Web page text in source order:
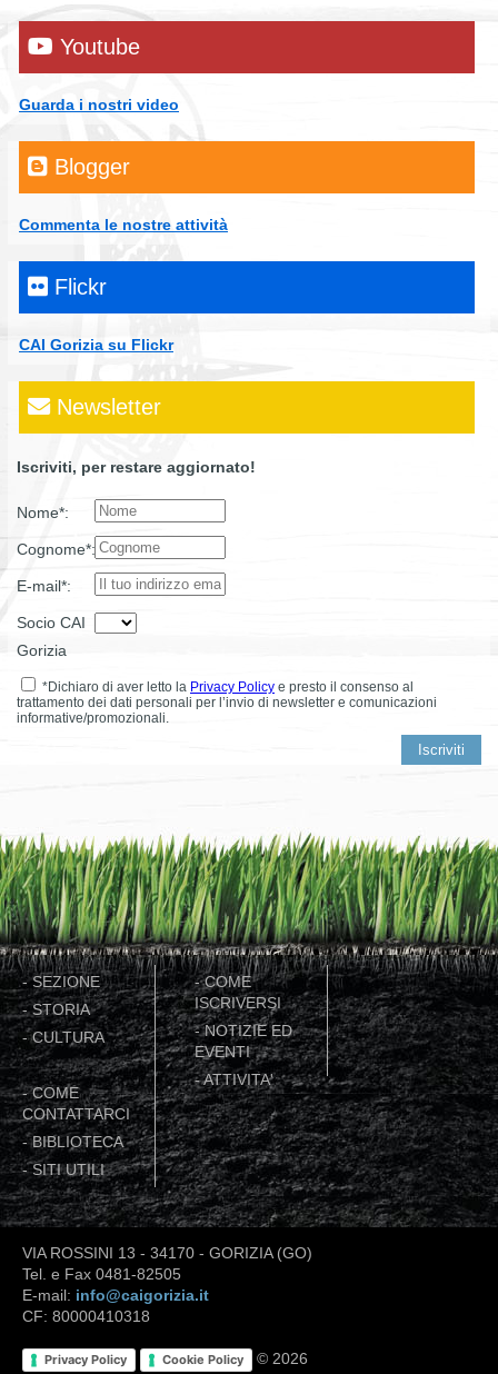
Youtube
Guarda i nostri video
Blogger
Commenta le nostre attività
Flickr
CAI Gorizia su Flickr
Newsletter
Iscriviti, per restare aggiornato!
Nome*:
Cognome*:
E-mail*:
Socio CAI
Gorizia
*Dichiaro di aver letto la Privacy Policy e presto il consenso al
trattamento dei dati personali per l’invio di newsletter e comunicazioni
informative/promozionali.
-SEZIONE
-STORIA
-CULTURA
-COME
ISCRIVERSI
-NOTIZIE ED
EVENTI
-ATTIVITA'
-COME
CONTATTARCI
-BIBLIOTECA
-SITI UTILI
VIA ROSSINI 13 - 34170 - GORIZIA (GO)
Tel. e Fax 0481-82505
E-mail: info@caigorizia.it
CF: 80000410318
Privacy Policy Cookie Policy © 2026